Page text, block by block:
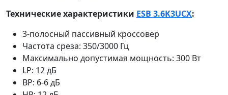
Технические характеристики ESB 3.6K3UCX:
3-полосный пассивный кроссовер
Частота среза: 350/3000 Гц
Максимально допустимая мощность: 300 Вт
LP: 12 дБ
BP: 6-6 дБ